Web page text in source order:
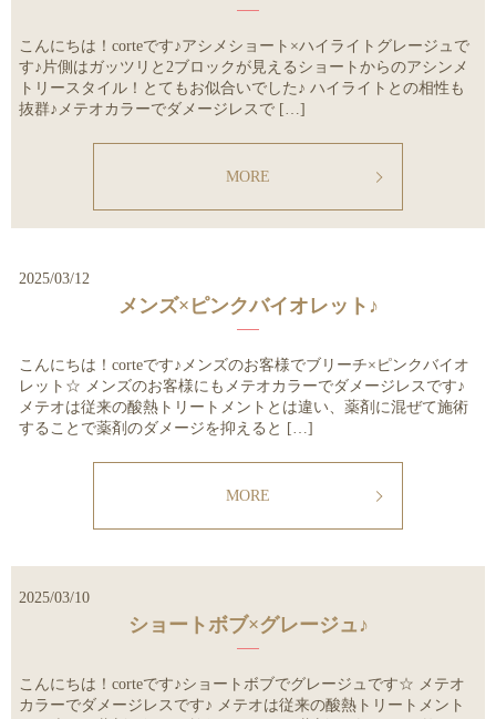
こんにちは！corteです♪アシメショート×ハイライトグレージュで
す♪片側はガッツリと2ブロックが見えるショートからのアシンメ
トリースタイル！とてもお似合いでした♪ ハイライトとの相性も
抜群♪メテオカラーでダメージレスで […]
MORE
2025/03/12
メンズ×ピンクバイオレット♪
こんにちは！corteです♪メンズのお客様でブリーチ×ピンクバイオ
レット☆ メンズのお客様にもメテオカラーでダメージレスです♪
メテオは従来の酸熱トリートメントとは違い、薬剤に混ぜて施術
することで薬剤のダメージを抑えると […]
MORE
2025/03/10
ショートボブ×グレージュ♪
こんにちは！corteです♪ショートボブでグレージュです☆ メテオ
カラーでダメージレスです♪ メテオは従来の酸熱トリートメント